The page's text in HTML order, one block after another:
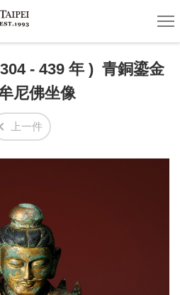
單
- 439 年 ) 青銅鎏金
尼佛坐像
上一件